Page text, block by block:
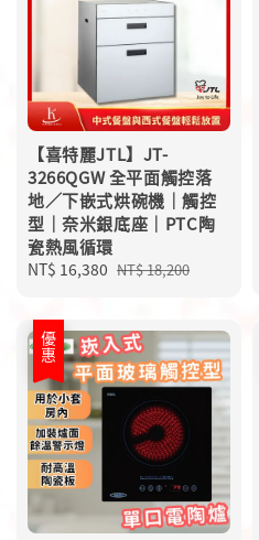
【喜特麗JTL】JT-
3266QGW 全平面觸控落
地／下嵌式烘碗機｜觸控
型｜奈米銀底座｜PTC陶
瓷熱風循環
Sale
NT$ 16,380 Regular
NT$ 18,200
優惠